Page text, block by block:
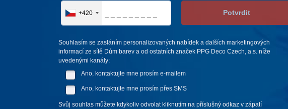
+420 Potvrdit
Souhlasím se zasláním personalizovaných nabídek a dalších marketingových
informací ze sítě Dům barev a od ostatních značek PPG Deco Czech, a.s. níže
uvedenými kanály:
Ano, kontaktujte mne prosím e-mailem
Ano, kontaktujte mne prosím přes SMS
Svůj souhlas můžete kdykoliv odvolat kliknutím na příslušný odkaz v zápatí